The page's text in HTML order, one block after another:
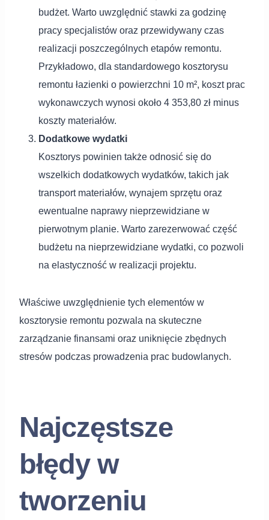
budżet. Warto uwzględnić stawki za godzinę
pracy specjalistów oraz przewidywany czas
realizacji poszczególnych etapów remontu.
Przykładowo, dla standardowego kosztorysu
remontu łazienki o powierzchni 10 m², koszt prac
wykonawczych wynosi około 4 353,80 zł minus
koszty materiałów.
Dodatkowe wydatki
Kosztorys powinien także odnosić się do
wszelkich dodatkowych wydatków, takich jak
transport materiałów, wynajem sprzętu oraz
ewentualne naprawy nieprzewidziane w
pierwotnym planie. Warto zarezerwować część
budżetu na nieprzewidziane wydatki, co pozwoli
na elastyczność w realizacji projektu.
Właściwe uwzględnienie tych elementów w
kosztorysie remontu pozwala na skuteczne
zarządzanie finansami oraz uniknięcie zbędnych
stresów podczas prowadzenia prac budowlanych.
Najczęstsze
błędy w
tworzeniu